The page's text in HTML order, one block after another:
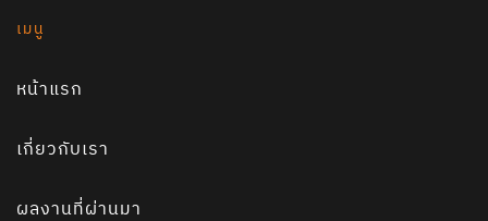
เมนู
หน้าแรก
เกี่ยวกับเรา
ผลงานที่ผ่านมา